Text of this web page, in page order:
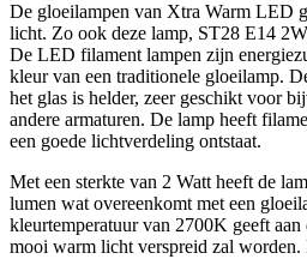
De gloeilampen van Xtra Warm LED
licht. Zo ook deze lamp, ST28 E14
De LED filament lampen zijn
kleur van een traditionele gloeilamp.
het glas is helder, zeer geschikt voor
andere armaturen. De lamp heeft
een goede lichtverdeling ontstaat.
Met een sterkte van 2 Watt heeft de
lumen wat overeenkomt met een
kleurtemperatuur van 2700K geeft aan
mooi warm licht verspreid zal worden.